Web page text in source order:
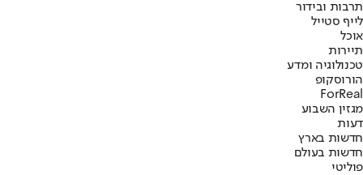
תרבות ובידור
לייף סטייל
אוכל
תיירות
טכנולוגיה ומדע
הורוסקופ
ForReal
מגזין השבוע
דעות
חדשות בארץ
חדשות בעולם
פוליטי